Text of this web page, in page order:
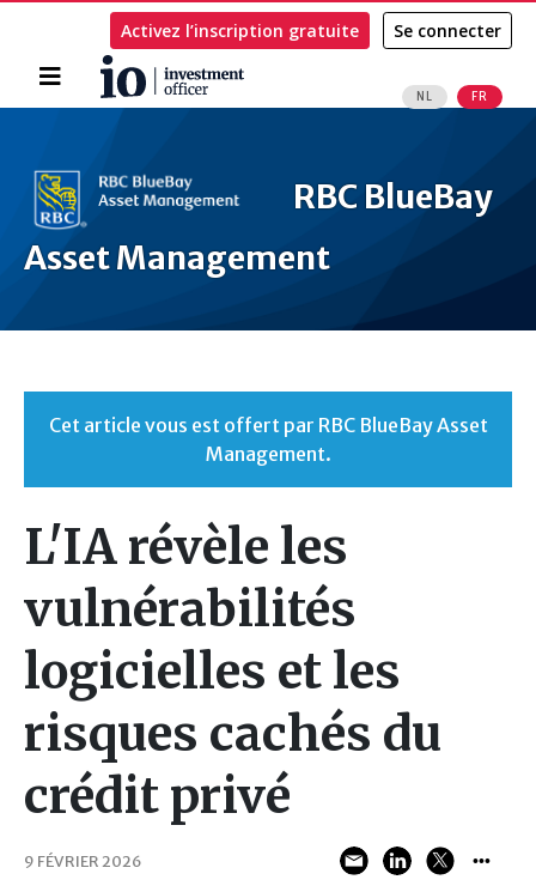
Accueil
NL FR
Activez l’inscription gratuite Se connecter
RBC BlueBay
Asset Management
Cet article vous est offert par RBC BlueBay Asset
Management.
L'IA révèle les
vulnérabilités
logicielles et les
risques cachés du
crédit privé
9 FÉVRIER 2026